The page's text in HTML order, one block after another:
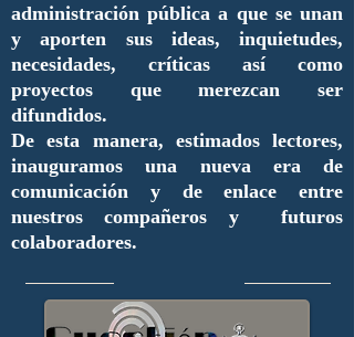
administración pública a que se unan
y aporten sus ideas, inquietudes,
necesidades, críticas así como
proyectos que merezcan ser
difundidos.
De esta manera, estimados lectores,
inauguramos una nueva era de
comunicación y de enlace entre
nuestros compañeros y futuros
colaboradores.